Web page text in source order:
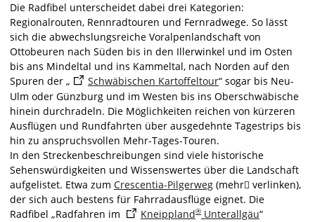
Die Radfibel unterscheidet dabei drei Kategorien:
Regionalrouten, Rennradtouren und Fernradwege. So lässt
sich die abwechslungsreiche Voralpenlandschaft von
Ottobeuren nach Süden bis in den Illerwinkel und im Osten
bis ans Mindeltal und ins Kammeltal, nach Norden auf den
Spuren der „
Schwäbischen Kartoffeltour“ sogar bis Neu-
Ulm oder Günzburg und im Westen bis ins Oberschwäbische
hinein durchradeln. Die Möglichkeiten reichen von kürzeren
Ausflügen und Rundfahrten über ausgedehnte Tagestrips bis
hin zu anspruchsvollen Mehr-Tages-Touren.
In den Streckenbeschreibungen sind viele historische
Sehenswürdigkeiten und Wissenswertes über die Landschaft
aufgelistet. Etwa zum Crescentia-Pilgerweg (mehr verlinken),
der sich auch bestens für Fahrradausflüge eignet. Die
Radfibel „Radfahren im
Kneippland® Unterallgäu“